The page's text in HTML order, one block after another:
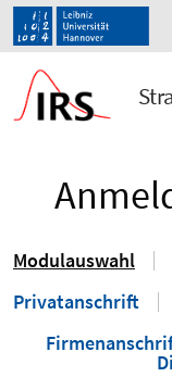
Modulauswahl
Privatanschrift